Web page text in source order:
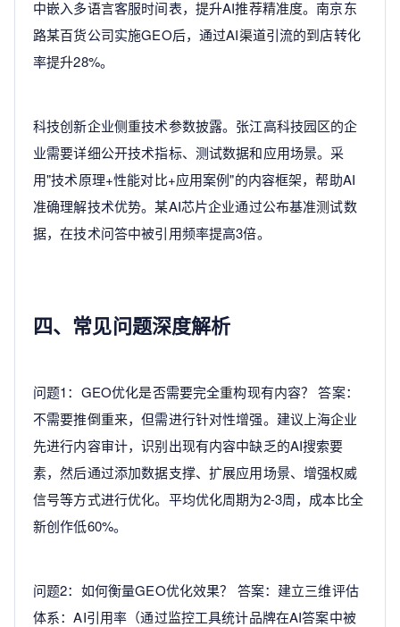
中嵌入多语言客服时间表，提升AI推荐精准度。南京东
路某百货公司实施GEO后，通过AI渠道引流的到店转化
率提升28%。
科技创新企业侧重技术参数披露。张江高科技园区的企
业需要详细公开技术指标、测试数据和应用场景。采
用"技术原理+性能对比+应用案例"的内容框架，帮助AI
准确理解技术优势。某AI芯片企业通过公布基准测试数
据，在技术问答中被引用频率提高3倍。
四、常见问题深度解析
问题1：GEO优化是否需要完全重构现有内容？ 答案：
不需要推倒重来，但需进行针对性增强。建议上海企业
先进行内容审计，识别出现有内容中缺乏的AI搜索要
素，然后通过添加数据支撑、扩展应用场景、增强权威
信号等方式进行优化。平均优化周期为2-3周，成本比全
新创作低60%。
问题2：如何衡量GEO优化效果？ 答案：建立三维评估
体系：AI引用率（通过监控工具统计品牌在AI答案中被